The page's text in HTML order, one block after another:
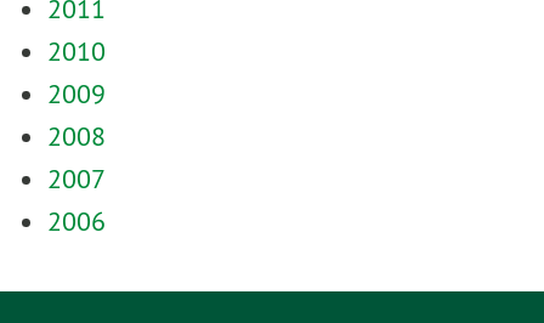
2011
2010
2009
2008
2007
2006